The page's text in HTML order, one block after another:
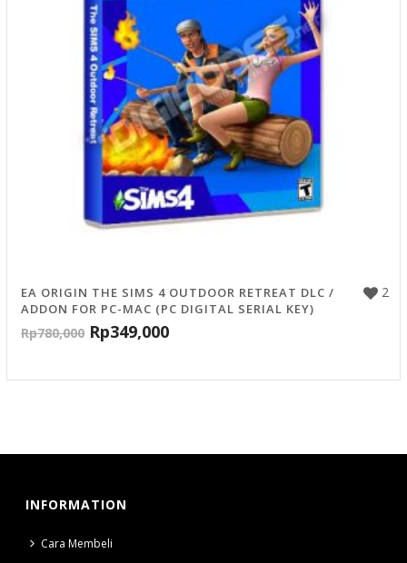
2
EA ORIGIN THE SIMS 4 OUTDOOR RETREAT DLC /
ADDON FOR PC-MAC (PC DIGITAL SERIAL KEY)
Rp780,000 Rp349,000
INFORMATION
Cara Membeli